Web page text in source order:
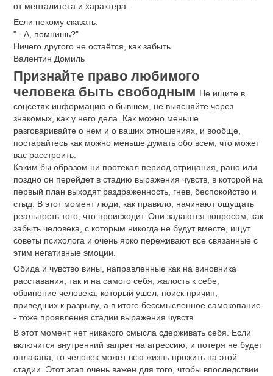
от менталитета и характера.
Если некому сказать:
"– А, помнишь?"
Ничего другого не остаётся, как забыть.
Валентин Домиль
Признайте право любимого
человека быть свободным Не ищите в
соцсетях информацию о бывшем, не выясняйте через
знакомых, как у него дела. Как можно меньше
разговаривайте о нем и о ваших отношениях, и вообще,
постарайтесь как можно меньше думать обо всем, что может
вас расстроить.
Каким бы образом ни протекал период отрицания, рано или
поздно он перейдет в стадию выражения чувств, в которой на
первый план выходят раздраженность, гнев, беспокойство и
стыд. В этот момент люди, как правило, начинают ощущать
реальность того, что происходит. Они задаются вопросом, как
забыть человека, с которым никогда не будут вместе, ищут
советы психолога и очень ярко переживают все связанные с
этим негативные эмоции.
Обида и чувство вины, направленные как на виновника
расставания, так и на самого себя, жалость к себе,
обвинение человека, который ушел, поиск причин,
приведших к разрыву, а в итоге бессмысленное самокопание
- тоже проявления стадии выражения чувств.
В этот момент нет никакого смысла сдерживать себя. Если
включится внутренний запрет на агрессию, и потеря не будет
оплакана, то человек может всю жизнь прожить на этой
стадии. Этот этап очень важен для того, чтобы впоследствии